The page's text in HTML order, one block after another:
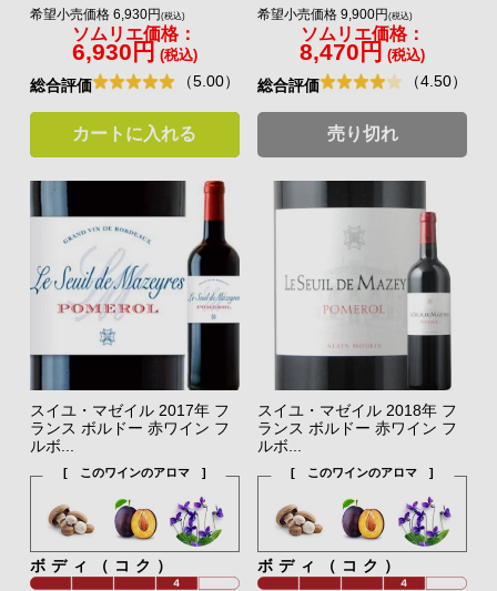
希望小売価格 6,930円(税込)
ソムリエ価格：
6,930円 (税込)
総合評価 （5.00）
カートに入れる
希望小売価格 9,900円(税込)
ソムリエ価格：
8,470円 (税込)
総合評価 （4.50）
売り切れ
スイユ・マゼイル 2017年 フ
ランス ボルドー 赤ワイン フ
ルボ...
[ このワインのアロマ ]
ボディ（コク）
スイユ・マゼイル 2018年 フ
ランス ボルドー 赤ワイン フ
ルボ...
[ このワインのアロマ ]
ボディ（コク）